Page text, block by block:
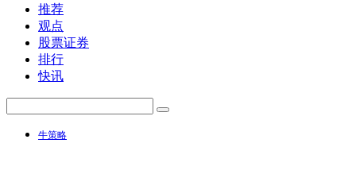
推荐
观点
股票证券
排行
快讯
牛策略